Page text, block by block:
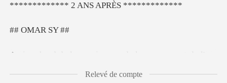
Déconnexion
2 ANS APRÈS
MAR
-ce que j'ai fait de ma vie je ne sais pas ,
Relevé de compte